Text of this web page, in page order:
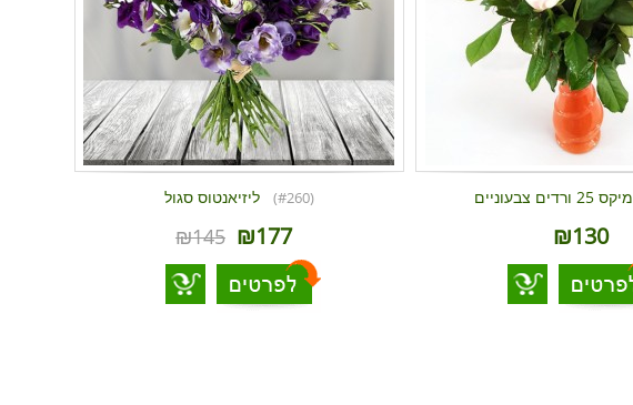
מיקס 25 ורדים צבעוניים
₪130
(#260) ליזיאנטוס סגול
₪145 ₪177